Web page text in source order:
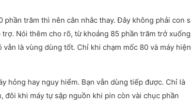
trăm thì nên cân nhắc thay. Đây không phải con
Nói thêm cho rõ, từ khoảng 85 phần trăm trở xuống
là vùng dùng tốt. Chỉ khi chạm mốc 80 và máy hiện
hỏng hay nguy hiểm. Bạn vẫn dùng tiếp được. Chỉ là
khi máy tự sập nguồn khi pin còn vài chục phần